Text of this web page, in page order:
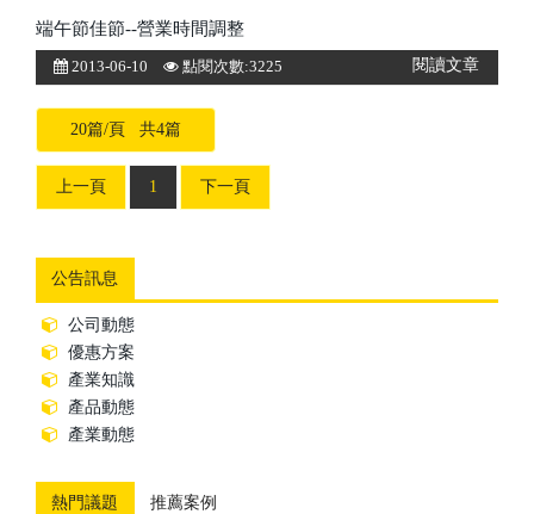
端午節佳節--營業時間調整
2013-06-10 點閱次數:3225 閱讀文章
20篇/頁 共4篇
上一頁 1 下一頁
公告訊息
公司動態
優惠方案
產業知識
產品動態
產業動態
熱門議題 推薦案例